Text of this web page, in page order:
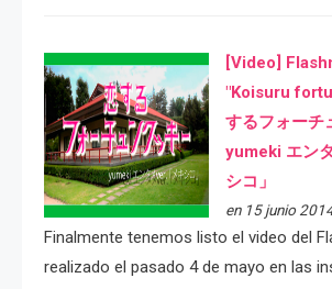
[Video]
"Koisuru
するフォーチ
yumeki エン
シコ」
en 15 junio
Finalmente tenemos listo el video del
realizado el pasado 4 de mayo en las